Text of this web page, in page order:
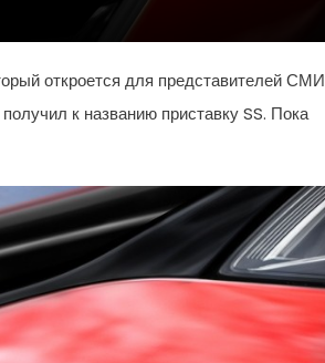
откроется для представителей СМИ
к названию приставку SS. Пока